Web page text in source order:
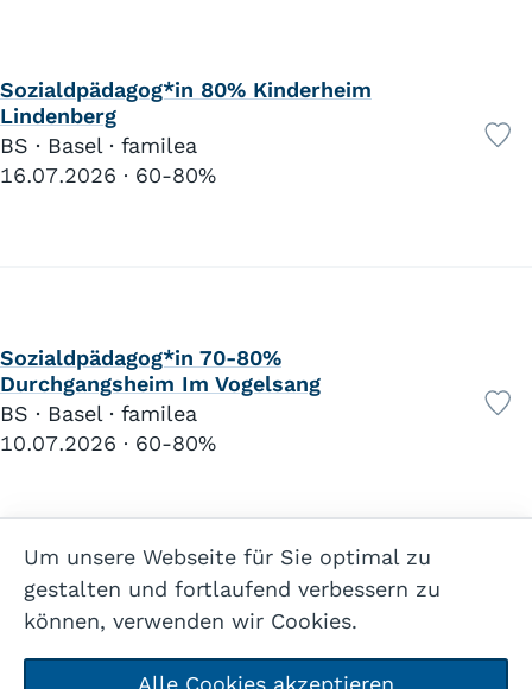
Sozialdpädagog*in 80% Kinderheim
Lindenberg
BS · Basel · familea
16.07.2026
60-80%
Sozialdpädagog*in 70-80%
Durchgangsheim Im Vogelsang
BS · Basel · familea
10.07.2026
60-80%
Um unsere Webseite für Sie optimal zu
gestalten und fortlaufend verbessern zu
können, verwenden wir Cookies.
Alle Cookies akzeptieren